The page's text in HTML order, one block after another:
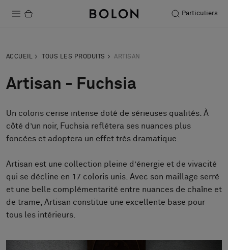
Particuliers
Durabilité
Installation
Entretien
Nos collaborations
FAQ
Contact
ACCUEIL TOUS LES PRODUITS ARTISAN
Artisan - Fuchsia
Un coloris cerise intense doté de sérieuses qualités. À
côté d’un noir, Fuchsia reflétera ses nuances plus
foncées et adoptera un effet très dramatique.
Artisan est une collection pleine d’énergie et de vivacité
qui se décline en 17 coloris unis. Avec son maillage serré
et une belle complémentarité entre nuances de chaîne et
de trame, Artisan constitue une excellente base pour
tous les intérieurs.